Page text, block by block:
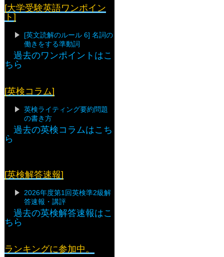
[大学受験英語ワンポイン
ト]
[英文読解のルール 6] 名詞の
働きをする準動詞
過去のワンポイントはこ
ちら
[英検コラム]
英検ライティング要約問題
の書き方
過去の英検コラムはこち
ら
[英検解答速報]
2026年度第1回英検準2級解
答速報・講評
過去の英検解答速報はこ
ちら
ランキングに参加中。